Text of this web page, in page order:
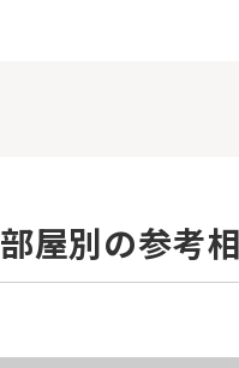
部屋別の参考